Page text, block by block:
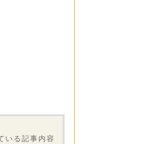
いる記事内容